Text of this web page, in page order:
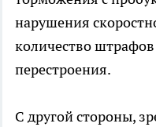
нарушения
количество
перестроения.
С другой стороны,